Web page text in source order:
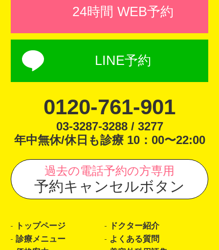
24時間 WEB予約
LINE予約
0120-761-901
03-3287-3288 / 3277
年中無休/休日も診療 10：00〜22:00
過去の電話予約の方専用
予約キャンセルボタン
トップページ
ドクター紹介
診療メニュー
よくある質問